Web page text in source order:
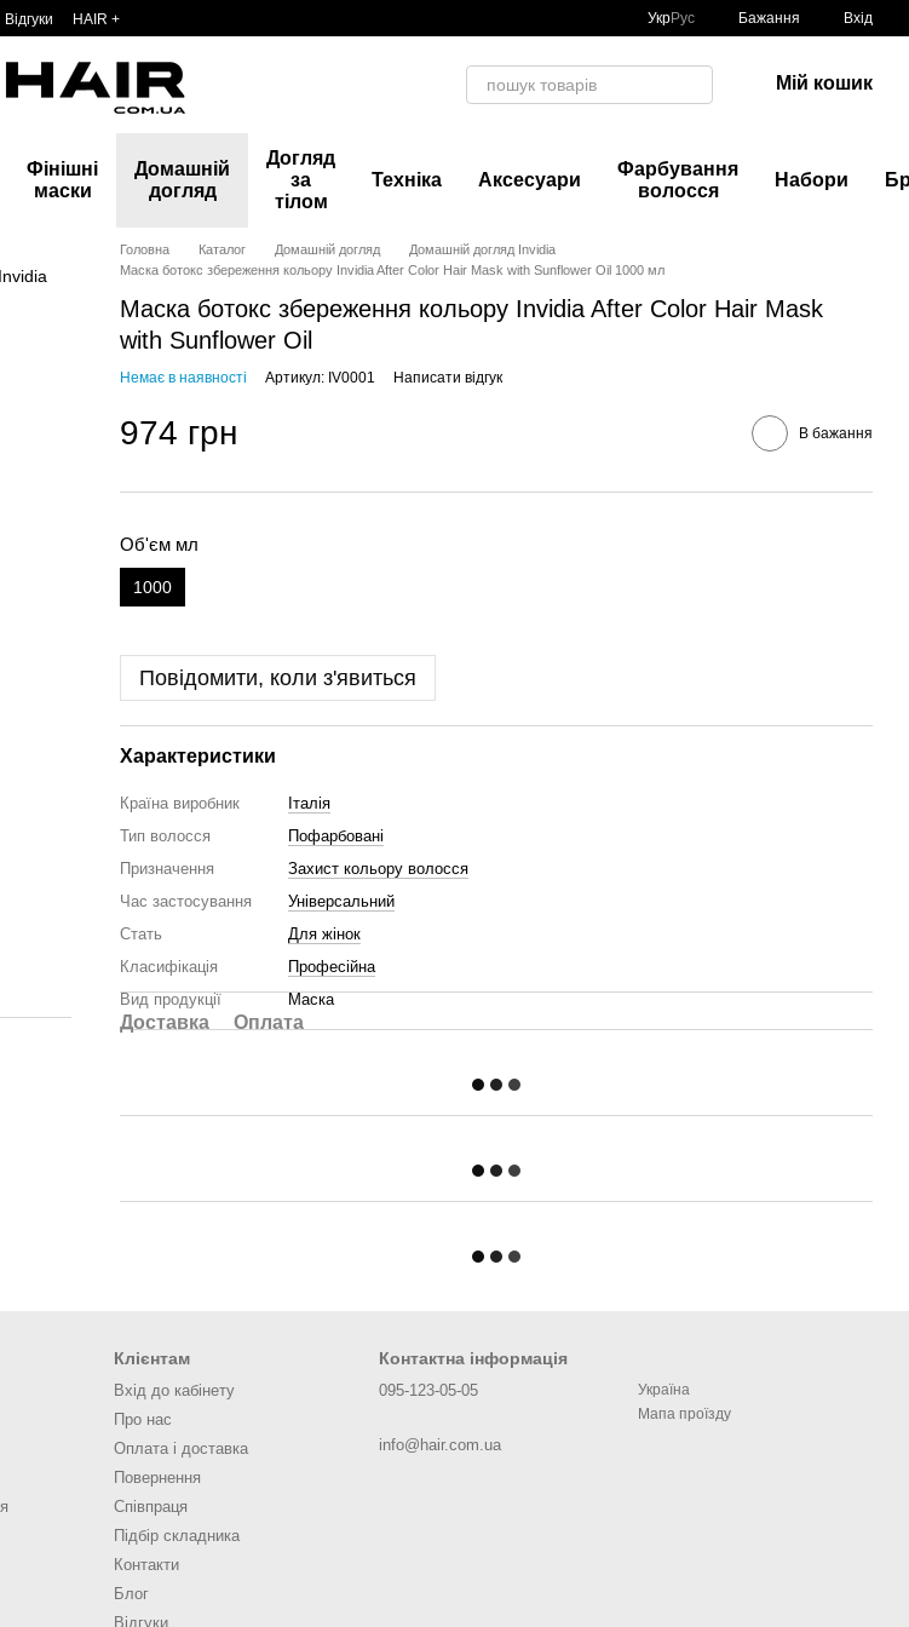
Відгуки HAIR + УкрРус Бажання Вхід
Мій кошик
Фінішні
маски
Домашній
догляд
Догляд
за
тілом
Техніка Аксесуари
Фарбування
волосся
Набори
Головна Каталог Домашній догляд
Домашній догляд Invidia
Маска ботокс збереження кольору Invidia After Color Hair Mask with Sunflower Oil 1000 мл
Маска ботокс збереження кольору Invidia After Color Hair Mask
with Sunflower Oil
Немає в наявності Артикул: IV0001 Написати відгук
974 грн В бажання
Об'єм мл
1000
Повідомити, коли з'явиться
Характеристики
Країна виробник
Італія
Тип волосся
Пофарбовані
Призначення
Захист кольору волосся
Час застосування
Універсальний
Стать
Для жінок
Класифікація
Професійна
Вид продукції
Маска
Доставка Оплата
Клієнтам
Вхід до кабінету
Про нас
Оплата і доставка
Повернення
Співпраця
Підбір складника
Контакти
Блог
Відгуки
Контактна інформація
095-123-05-05
info@hair.com.ua
Україна
Мапа проїзду